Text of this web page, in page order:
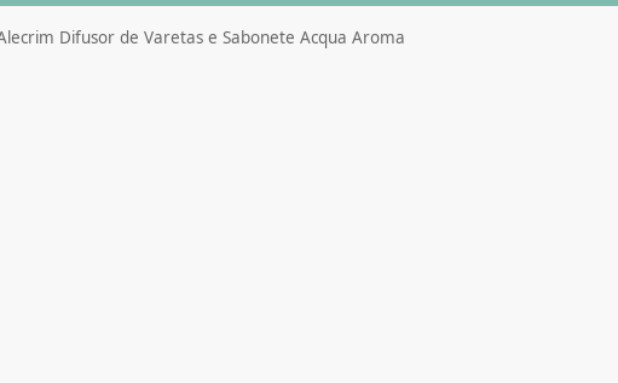
Difusor de Varetas e Sabonete Acqua Aroma